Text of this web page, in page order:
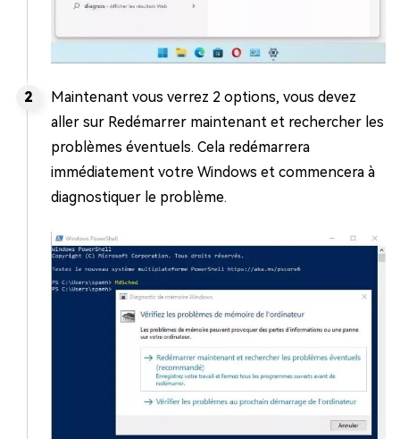
Maintenant vous verrez 2 options, vous devez
aller sur Redémarrer maintenant et rechercher les
problèmes éventuels. Cela redémarrera
immédiatement votre Windows et commencera à
diagnostiquer le problème.